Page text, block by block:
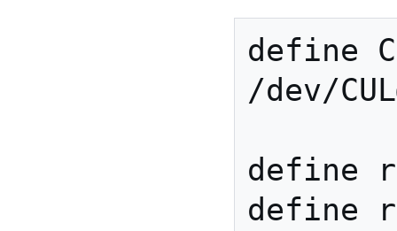
define
/dev/
define
define